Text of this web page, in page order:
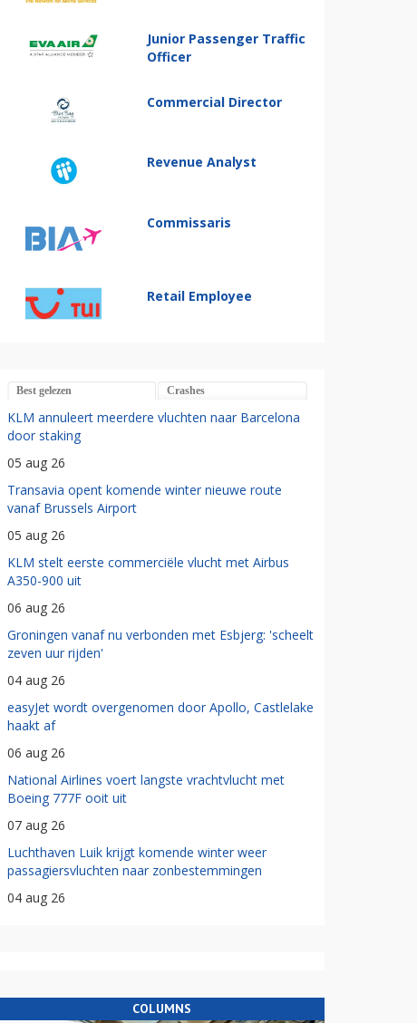
Junior Passenger Traffic
Officer
Commercial Director
Revenue Analyst
Commissaris
Retail Employee
Best gelezen Crashes
KLM annuleert meerdere vluchten naar Barcelona
door staking
05 aug 26
Transavia opent komende winter nieuwe route
vanaf Brussels Airport
05 aug 26
KLM stelt eerste commerciële vlucht met Airbus
A350-900 uit
06 aug 26
Groningen vanaf nu verbonden met Esbjerg: 'scheelt
zeven uur rijden'
04 aug 26
easyJet wordt overgenomen door Apollo, Castlelake
haakt af
06 aug 26
National Airlines voert langste vrachtvlucht met
Boeing 777F ooit uit
07 aug 26
Luchthaven Luik krijgt komende winter weer
passagiersvluchten naar zonbestemmingen
04 aug 26
COLUMNS